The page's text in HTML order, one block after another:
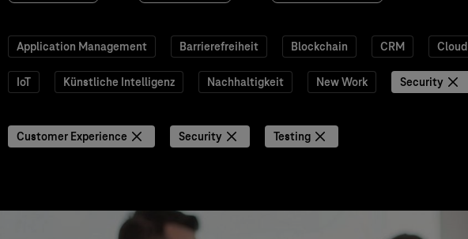
Application Management Barrierefreiheit Blockchain CRM Cloud
IoT Künstliche Intelligenz Nachhaltigkeit New Work Security
Customer Experience Security Testing